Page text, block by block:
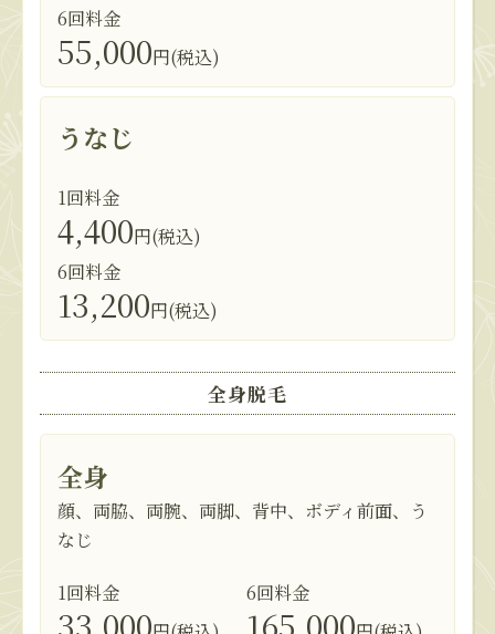
6回料金
55,000円(税込)
うなじ
1回料金
4,400円(税込)
6回料金
13,200円(税込)
全身脱毛
全身
顔、両脇、両腕、両脚、背中、ボディ前面、う
なじ
1回料金
33,000
6回料金
165,000